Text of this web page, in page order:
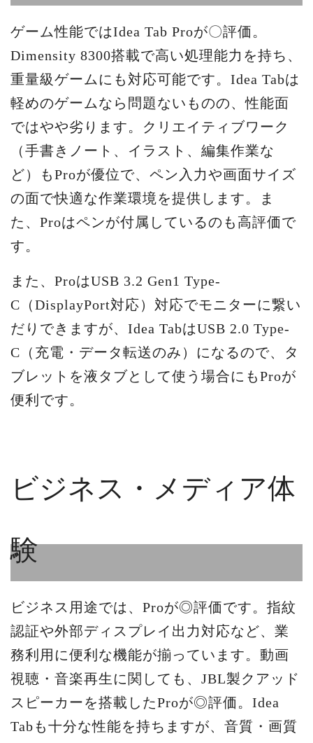
ゲーム性能ではIdea Tab Proが〇評価。
Dimensity 8300搭載で高い処理能力を持ち、
重量級ゲームにも対応可能です。Idea Tabは
軽めのゲームなら問題ないものの、性能面
ではやや劣ります。クリエイティブワーク
（手書きノート、イラスト、編集作業な
ど）もProが優位で、ペン入力や画面サイズ
の面で快適な作業環境を提供します。ま
た、Proはペンが付属しているのも高評価で
す。
また、ProはUSB 3.2 Gen1 Type-
C（DisplayPort対応）対応でモニターに繋い
だりできますが、Idea TabはUSB 2.0 Type-
C（充電・データ転送のみ）になるので、タ
ブレットを液タブとして使う場合にもProが
便利です。
ビジネス・メディア体
験
ビジネス用途では、Proが◎評価です。指紋
認証や外部ディスプレイ出力対応など、業
務利用に便利な機能が揃っています。動画
視聴・音楽再生に関しても、JBL製クアッド
スピーカーを搭載したProが◎評価。Idea
Tabも十分な性能を持ちますが、音質・画質